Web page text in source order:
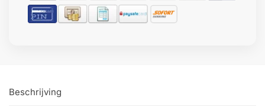
Beschrijving